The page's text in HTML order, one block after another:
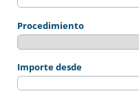
Procedimiento
Importe desde